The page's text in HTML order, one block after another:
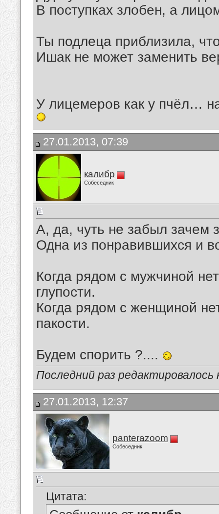
В поступках злобен, а
Ты подлеца приблизила,
Ишак не может заменить
У лицемеров как у пчёл…
27.01.2013, 07:39
калибр
Собеседник
А, да, чуть не забыл зачем
Одна из понравившихся и
Когда рядом с мужчиной
глупости.
Когда рядом с женщиной
пакости.
Будем спорить ?....
Последний раз редактировалось
27.01.2013, 12:37
panterazoom
Собеседник
Цитата: